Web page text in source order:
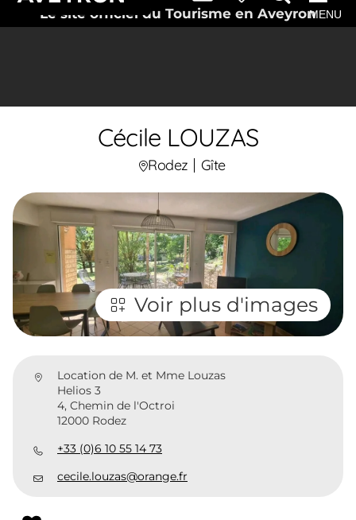
Le site officiel du Tourisme en AveyronMENU
Cécile LOUZAS
Rodez Gîte
Voir plus d'images
Location de M. et Mme Louzas
Helios 3
4, Chemin de l'Octroi
12000 Rodez
+33 (0)6 10 55 14 73
cecile.louzas@orange.fr